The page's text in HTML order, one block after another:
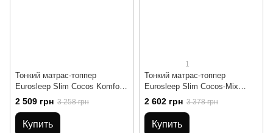
Тонкий матрас-топпер
Eurosleep Slim Cocos Komfort
Жаккард
2 509 грн 3 258 грн
Купить
1
Тонкий матрас-топпер
Eurosleep Slim Cocos-Mix
Жаккард/Трикотаж
2 602 грн 3 378 грн
Купить